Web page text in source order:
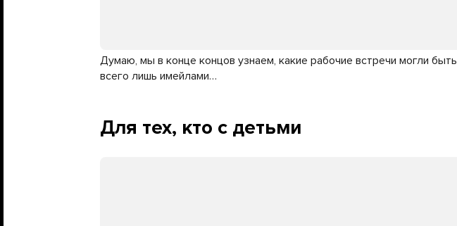
Думаю, мы в конце концов узнаем, какие рабочие встречи могли быть
всего лишь имейлами…
Для тех, кто с детьми